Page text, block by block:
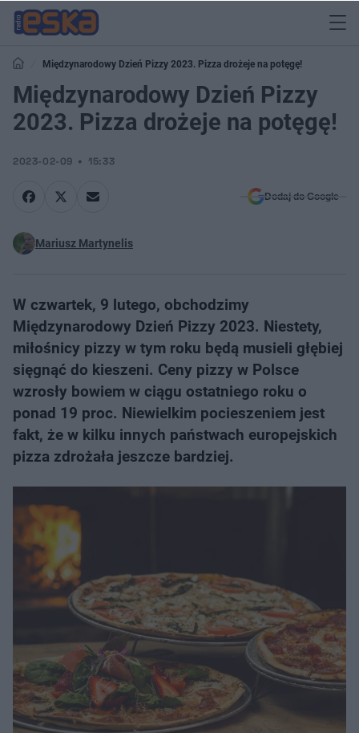
Międzynarodowy Dzień Pizzy 2023. Pizza drożeje na potęgę!
Międzynarodowy Dzień Pizzy
2023. Pizza drożeje na potęgę!
2023-02-09 15:33
Dodaj do Google
Mariusz Martynelis
W czwartek, 9 lutego, obchodzimy
Międzynarodowy Dzień Pizzy 2023. Niestety,
miłośnicy pizzy w tym roku będą musieli głębiej
sięgnąć do kieszeni. Ceny pizzy w Polsce
wzrosły bowiem w ciągu ostatniego roku o
ponad 19 proc. Niewielkim pocieszeniem jest
fakt, że w kilku innych państwach europejskich
pizza zdrożała jeszcze bardziej.